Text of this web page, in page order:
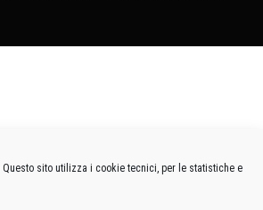
Questo sito utilizza i cookie tecnici, per le statistiche e